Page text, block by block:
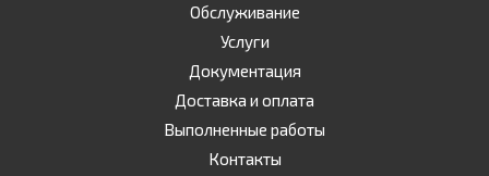
Обслуживание
Услуги
Документация
Доставка и оплата
Выполненные работы
Контакты